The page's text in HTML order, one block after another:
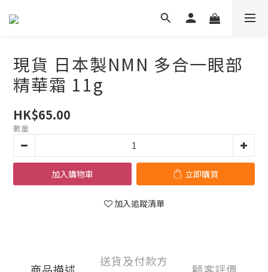
現貨 日本製NMN 多合一眼部
精華霜 11g
HK$65.00
數量
加入購物車 立即購買
加入追蹤清單
商品描述
送貨及付款方
顧客評價